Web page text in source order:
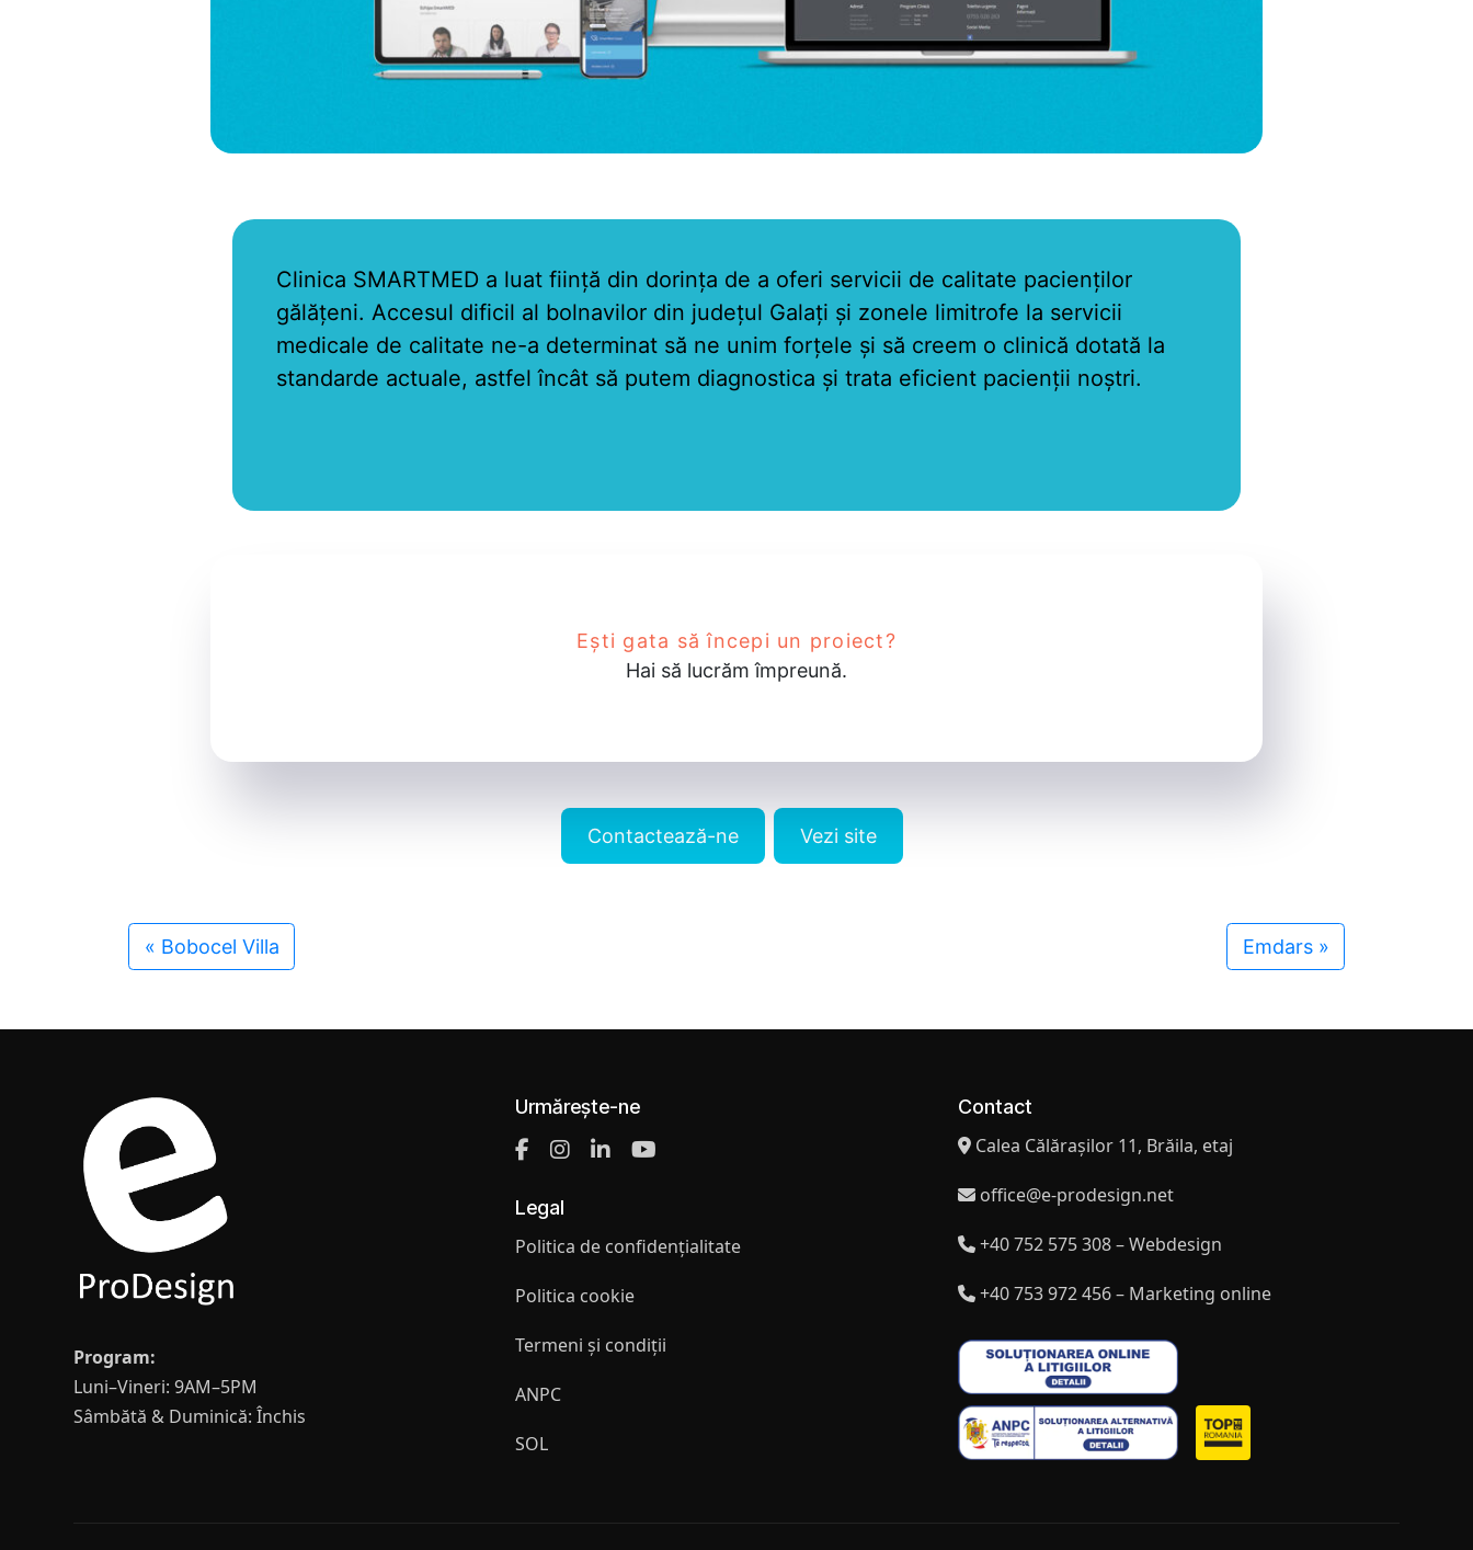
Clinica SMARTMED a luat ființă din dorința de a oferi servicii de calitate pacienților
gălățeni. Accesul dificil al bolnavilor din județul Galați și zonele limitrofe la servicii
medicale de calitate ne-a determinat să ne unim forțele și să creem o clinică dotată la
standarde actuale, astfel încât să putem diagnostica și trata eficient pacienții noștri.
Ești gata să începi un proiect?
Hai să lucrăm împreună.
Contactează-ne Vezi site
« Bobocel Villa Emdars»
Program:
Luni–Vineri: 9AM–5PM
Sâmbătă & Duminică: Închis
Urmărește-ne
Legal
Politica de confidențialitate
Politica cookie
Termeni și condiții
ANPC
SOL
Contact
Calea Călărașilor 11, Brăila, etaj
office@e-prodesign.net
+40 752 575 308 – Webdesign
+40 753 972 456 – Marketing online